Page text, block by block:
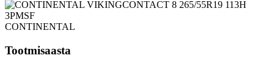
CONTINENTAL
Tootmisaasta